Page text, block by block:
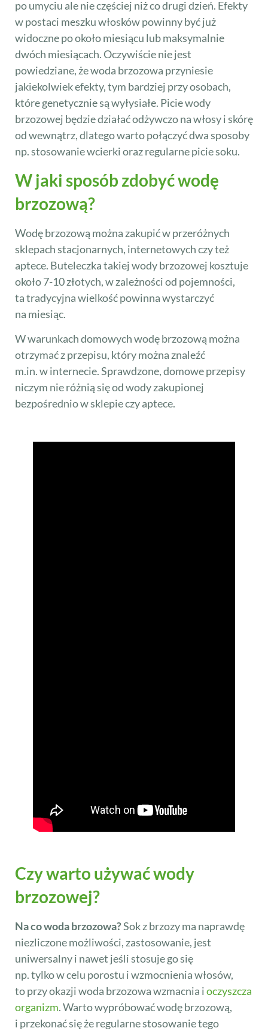
po umyciu ale nie częściej niż co drugi dzień. Efekty
w postaci meszku włosków powinny być już
widoczne po około miesiącu lub maksymalnie
dwóch miesiącach. Oczywiście nie jest
powiedziane, że woda brzozowa przyniesie
jakiekolwiek efekty, tym bardziej przy osobach,
które genetycznie są wyłysiałe. Picie wody
brzozowej będzie działać odżywczo na włosy i skórę
od wewnątrz, dlatego warto połączyć dwa sposoby
np. stosowanie wcierki oraz regularne picie soku.
W jaki sposób zdobyć wodę
brzozową?
Wodę brzozową można zakupić w przeróżnych
sklepach stacjonarnych, internetowych czy też
aptece. Buteleczka takiej wody brzozowej kosztuje
około 7-10 złotych, w zależności od pojemności,
ta tradycyjna wielkość powinna wystarczyć
na miesiąc.
W warunkach domowych wodę brzozową można
otrzymać z przepisu, który można znaleźć
m.in. w internecie. Sprawdzone, domowe przepisy
niczym nie różnią się od wody zakupionej
bezpośrednio w sklepie czy aptece.
Czy warto używać wody
brzozowej?
Na co woda brzozowa?Sok z brzozy ma naprawdę
niezliczone możliwości, zastosowanie, jest
uniwersalny i nawet jeśli stosuje go się
np. tylko w celu porostu i wzmocnienia włosów,
to przy okazji woda brzozowa wzmacnia ioczyszcza
organizm. Warto wypróbować wodę brzozową,
i przekonać się że regularne stosowanie tego